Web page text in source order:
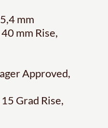
mm
mm Rise,
Approved,
Grad Rise,